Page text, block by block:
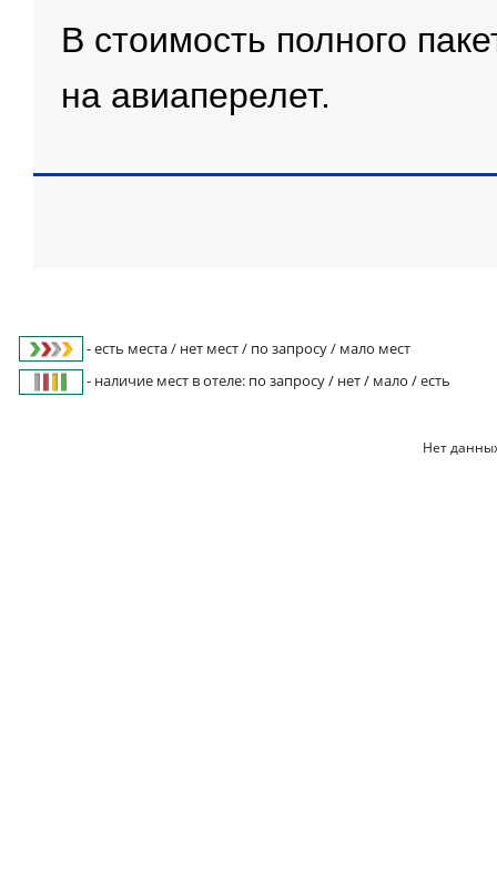
В стоимость полного
на авиаперелет.
- есть места / нет мест / по запросу / мало мест
- наличие мест в отеле: по запросу / нет / мало / есть
Нет